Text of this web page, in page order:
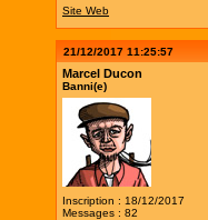
Site Web
21/12/2017 11:25:57
Marcel Ducon
Banni(e)
Inscription : 18/12/2017
Messages : 82